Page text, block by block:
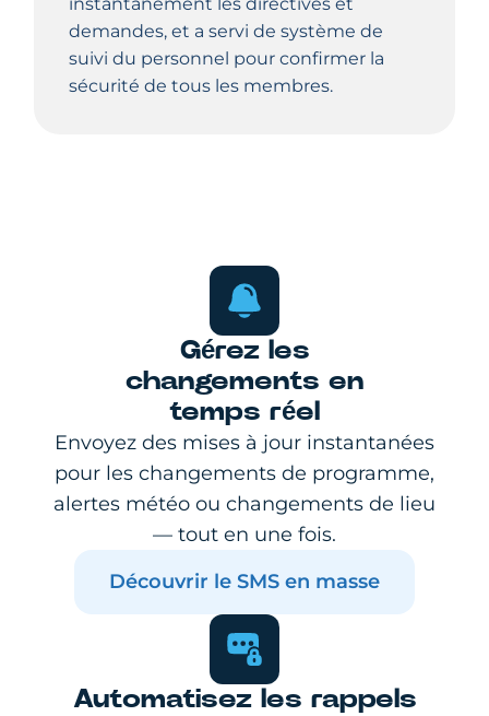
demandes, et a servi de système de
suivi du personnel pour confirmer la
sécurité de tous les membres.
Gérez les
changements en
temps réel
Envoyez des mises à jour instantanées
pour les changements de programme,
alertes météo ou changements de lieu
— tout en une fois.
Découvrir le SMS en masse
Automatisez les rappels